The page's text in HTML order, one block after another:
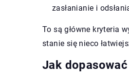
zasłanianie i
To są główne kryteria
stanie się nieco
Jak